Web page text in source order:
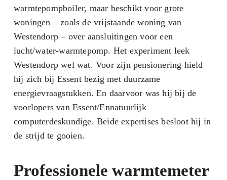
warmtepompboiler, maar beschikt voor grote
woningen – zoals de vrijstaande woning van
Westendorp – over aansluitingen voor een
lucht/water-warmtepomp. Het experiment leek
Westendorp wel wat. Voor zijn pensionering hield
hij zich bij Essent bezig met duurzame
energievraagstukken. En daarvoor was hij bij de
voorlopers van Essent/Ennatuurlijk
computerdeskundige. Beide expertises besloot hij in
de strijd te gooien.
Professionele warmtemeter